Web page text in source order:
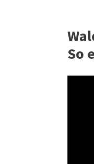
So